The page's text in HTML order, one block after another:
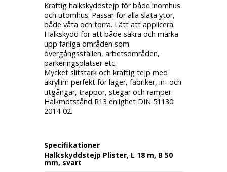
Kraftig halkskyddstejp för både inomhus
och utomhus. Passar för alla släta ytor,
både våta och torra. Lätt att applicera.
Halkskydd för att både säkra och märka
upp farliga områden som
övergångsställen, arbetsområden,
parkeringsplatser etc.
Mycket slitstark och kraftig tejp med
akryllim perfekt för lager, fabriker, in- och
utgångar, trappor, stegar och ramper.
Halkmotstånd R13 enlighet DIN 51130:
2014-02.
Specifikationer
Halkskyddstejp Plister, L 18 m, B 50
mm, svart